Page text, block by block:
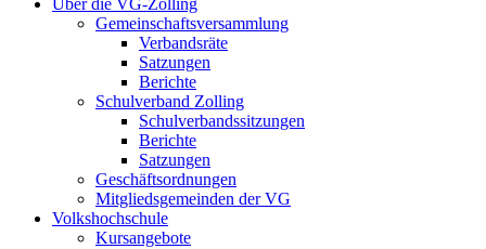
Über die VG-Zolling
Gemeinschaftsversammlung
Verbandsräte
Satzungen
Berichte
Schulverband Zolling
Schulverbandssitzungen
Berichte
Satzungen
Geschäftsordnungen
Mitgliedsgemeinden der VG
Volkshochschule
Kursangebote